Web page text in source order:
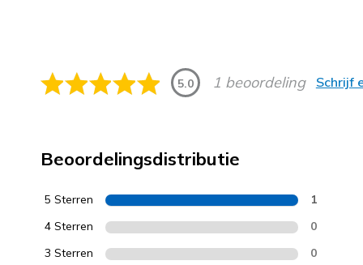
5.0 1 beoordeling Schrijf
Beoordelingsdistributie
5 Sterren 1
4 Sterren 0
3 Sterren 0